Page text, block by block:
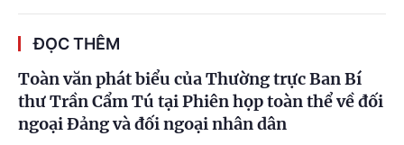
ĐỌC THÊM
Toàn văn phát biểu của Thường trực Ban Bí
thư Trần Cẩm Tú tại Phiên họp toàn thể về đối
ngoại Đảng và đối ngoại nhân dân